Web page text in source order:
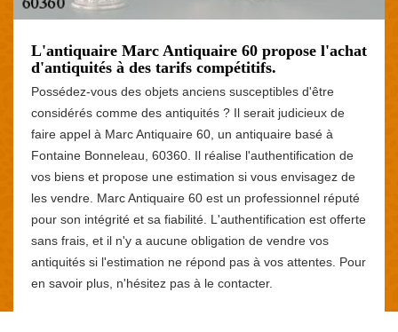
L'antiquaire Marc Antiquaire 60 propose l'achat
d'antiquités à des tarifs compétitifs.
Possédez-vous des objets anciens susceptibles d'être
considérés comme des antiquités ? Il serait judicieux de
faire appel à Marc Antiquaire 60, un antiquaire basé à
Fontaine Bonneleau, 60360. Il réalise l'authentification de
vos biens et propose une estimation si vous envisagez de
les vendre. Marc Antiquaire 60 est un professionnel réputé
pour son intégrité et sa fiabilité. L'authentification est offerte
sans frais, et il n'y a aucune obligation de vendre vos
antiquités si l'estimation ne répond pas à vos attentes. Pour
en savoir plus, n'hésitez pas à le contacter.